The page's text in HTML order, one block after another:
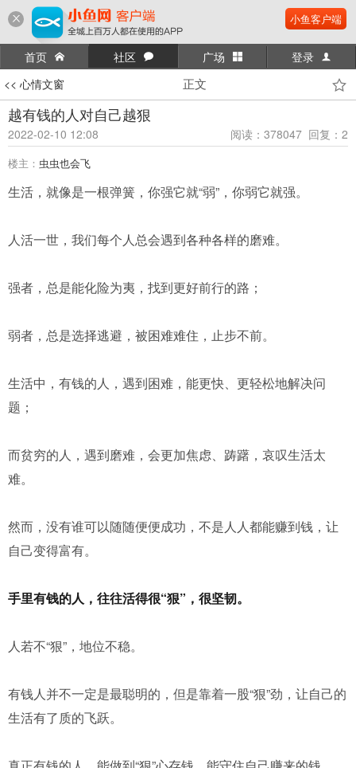
小鱼客户端
首页 社区 广场
登录
<< 心情文窗
正文
越有钱的人对自己越狠
2022-02-10 12:08 阅读：378047 回复：2
楼主： 虫虫也会飞
生活，就像是一根弹簧，你强它就“弱”，你弱它就强。
人活一世，我们每个人总会遇到各种各样的磨难。
强者，总是能化险为夷，找到更好前行的路；
弱者，总是选择逃避，被困难难住，止步不前。
生活中，有钱的人，遇到困难，能更快、更轻松地解决问
题；
而贫穷的人，遇到磨难，会更加焦虑、踌躇，哀叹生活太
难。
然而，没有谁可以随随便便成功，不是人人都能赚到钱，让
自己变得富有。
手里有钱的人，往往活得很“狠”，很坚韧。
人若不“狠”，地位不稳。
有钱人并不一定是最聪明的，但是靠着一股“狠”劲，让自己的
生活有了质的飞跃。